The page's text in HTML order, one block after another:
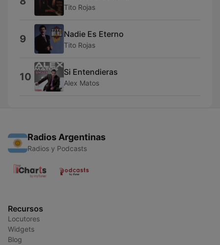
Tito Rojas
9 Nadie Es Eterno
Tito Rojas
10 Si Entendieras
Alex Matos
Radios Argentinas
Radios y Podcasts
Recursos
Locutores
Widgets
Blog